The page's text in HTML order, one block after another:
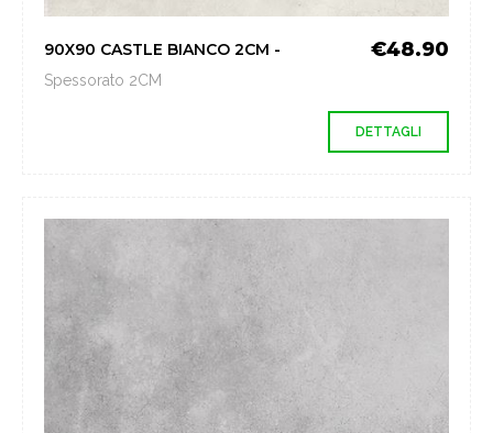
90X90 CASTLE BIANCO 2CM -
Spessorato 2CM
€48.90
DETTAGLI